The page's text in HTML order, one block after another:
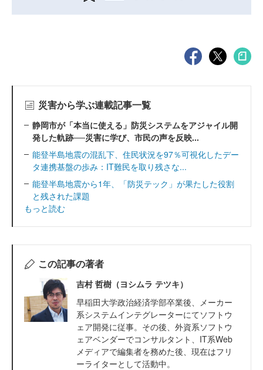
災害から学ぶ連載記事一覧
静岡市が「本当に使える」防災システムをアジャイル開
発した軌跡──災害に学び、市民の声を反映...
能登半島地震の混乱下、住民状況を97％可視化したデー
タ連携基盤の歩み：IT難民を取り残さな...
能登半島地震から1年、「防災テック」が果たした役割
と残された課題
もっと読む
この記事の著者
吉村 哲樹（ヨシムラ テツキ）
早稲田大学政治経済学部卒業後、メーカー
系システムインテグレーターにてソフトウ
ェア開発に従事。その後、外資系ソフトウ
ェアベンダーでコンサルタント、IT系Web
メディアで編集者を務めた後、現在はフリ
ーライターとして活動中。